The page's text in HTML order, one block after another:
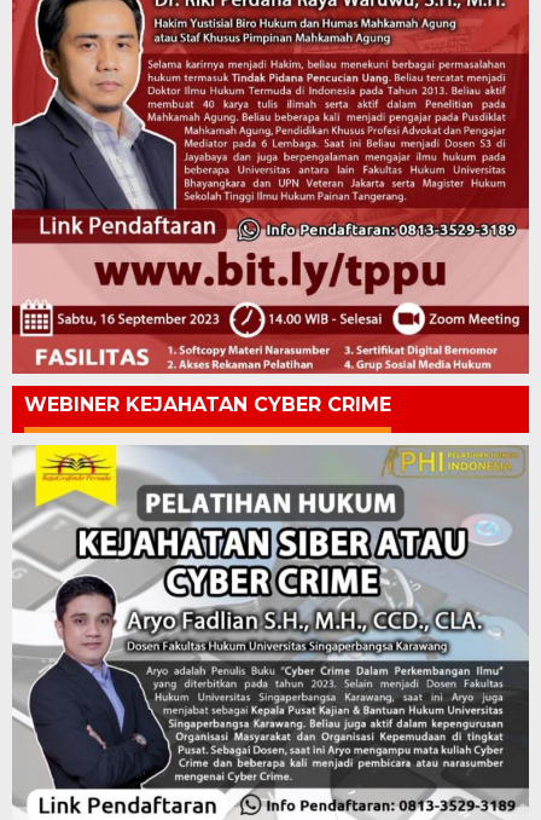
WEBINER KEJAHATAN CYBER CRIME